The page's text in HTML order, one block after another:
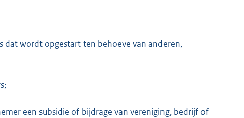
dat wordt opgestart ten behoeve van anderen,
een subsidie of bijdrage van vereniging, bedrijf of